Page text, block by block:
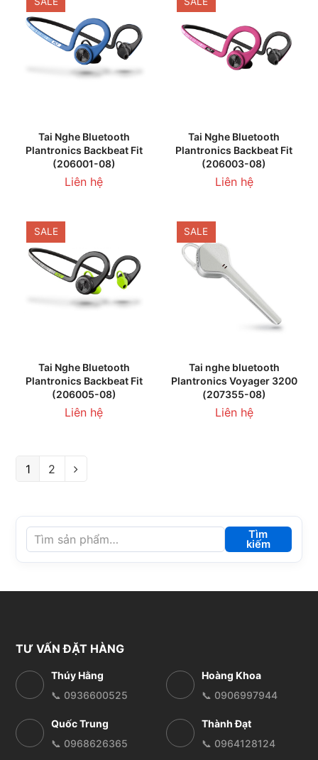
Tai Nghe Bluetooth
Plantronics Backbeat Fit
(206001-08)
Liên hệ
Tai Nghe Bluetooth
Plantronics Backbeat Fit
(206003-08)
Liên hệ
SALE
Tai Nghe Bluetooth
Plantronics Backbeat Fit
(206005-08)
Liên hệ
SALE
Tai nghe bluetooth
Plantronics Voyager 3200
(207355-08)
Liên hệ
1 2
Tìm
kiếm
TƯ VẤN ĐẶT HÀNG
Thúy Hằng
📞 0936600525
Hoàng Khoa
📞 0906997944
Quốc Trung
📞 0968626365
Thành Đạt
📞 0964128124